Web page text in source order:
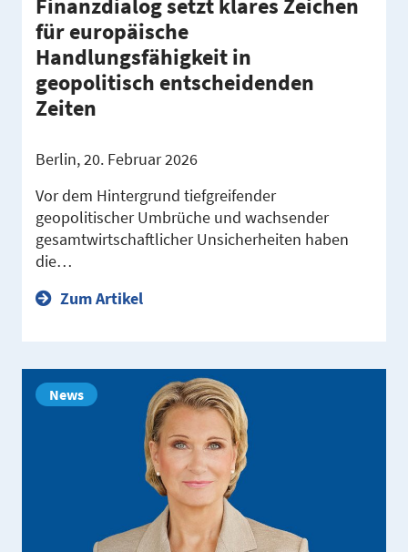
Finanzdialog setzt klares Zeichen
für europäische
Handlungsfähigkeit in
geopolitisch entscheidenden
Zeiten
Berlin, 20. Februar 2026
Vor dem Hintergrund tiefgreifender
geopolitischer Umbrüche und wachsender
gesamtwirtschaftlicher Unsicherheiten haben
die…
Zum Artikel
News